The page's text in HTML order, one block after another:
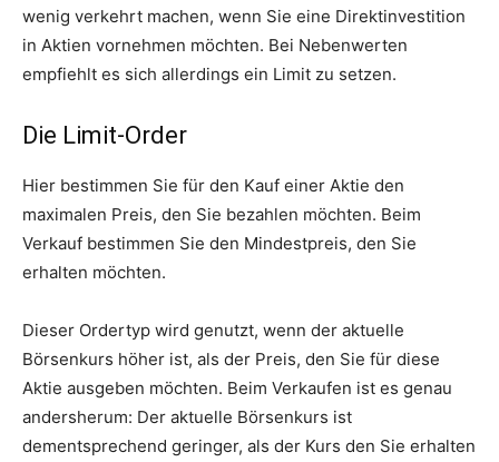
wenig verkehrt machen, wenn Sie eine Direktinvestition
in Aktien vornehmen möchten. Bei Nebenwerten
empfiehlt es sich allerdings ein Limit zu setzen.
Die Limit-Order
Hier bestimmen Sie für den Kauf einer Aktie den
maximalen Preis, den Sie bezahlen möchten. Beim
Verkauf bestimmen Sie den Mindestpreis, den Sie
erhalten möchten.
Dieser Ordertyp wird genutzt, wenn der aktuelle
Börsenkurs höher ist, als der Preis, den Sie für diese
Aktie ausgeben möchten. Beim Verkaufen ist es genau
andersherum: Der aktuelle Börsenkurs ist
dementsprechend geringer, als der Kurs den Sie erhalten